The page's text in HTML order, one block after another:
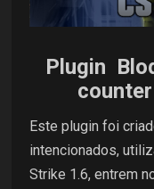
Plugin
Este plugin foi
intencionados,
Strike 1.6, entrem